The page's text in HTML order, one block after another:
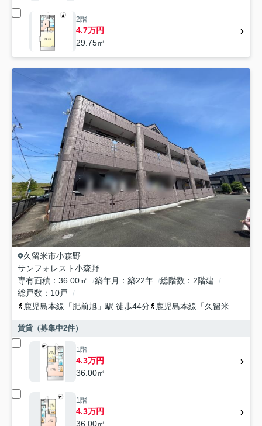
2階
4.7万円
29.75㎡
久留米市小森野
サンフォレスト小森野
専有面積
36.00㎡ 築年月 築22年 総階数
2階建
総戸数
10戸
鹿児島本線 「 肥前旭 」駅 徒歩44分 鹿児島本線 「久留米
賃貸（募集中2件）
1階
4.3万円
36.00㎡
1階
4.3万円
36.00㎡